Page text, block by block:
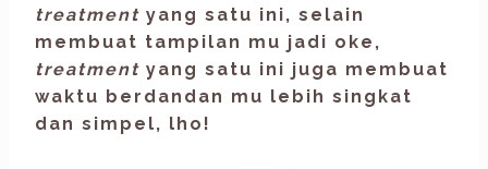
treatment yang satu ini, selain
membuat tampilan mu jadi oke,
treatment yang satu ini juga membuat
waktu berdandan mu lebih singkat
dan simpel, lho!